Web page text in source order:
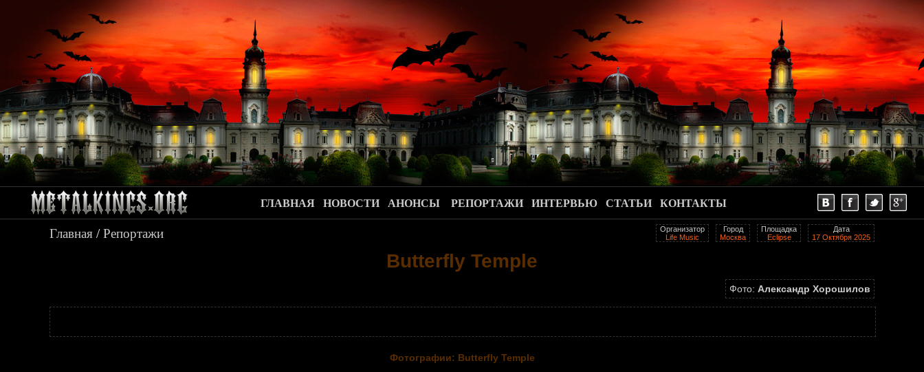
.
ГЛАВНАЯ НОВОСТИ АНОНСЫ РЕПОРТАЖИ ИНТЕРВЬЮ СТАТЬИ КОНТАКТЫ
Главная /Репортажи
Butterfly Temple
Дата
17 Октября 2025
Площадка
Eclipse
Город
Москва
Организатор
Life Music
Фото: Александр Хорошилов
Фотографии: Butterfly Temple